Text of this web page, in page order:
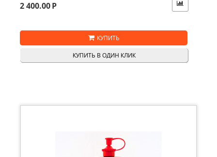
2 400.00Р
КУПИТЬ
КУПИТЬ В ОДИН КЛИК